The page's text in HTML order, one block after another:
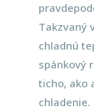
Takzvaný
chladnú
spánkový
ticho, ako